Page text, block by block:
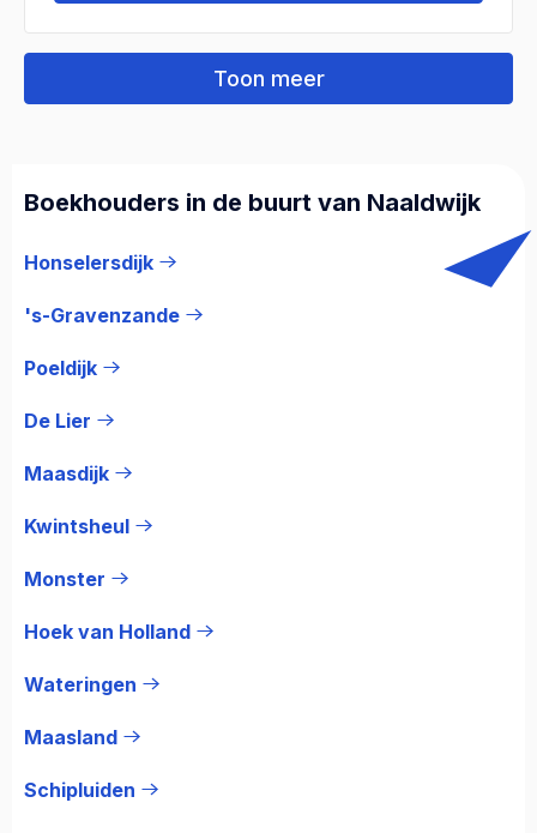
Toon meer
Boekhouders in de buurt van Naaldwijk
Honselersdijk
's-Gravenzande
Poeldijk
De Lier
Maasdijk
Kwintsheul
Monster
Hoek van Holland
Wateringen
Maasland
Schipluiden